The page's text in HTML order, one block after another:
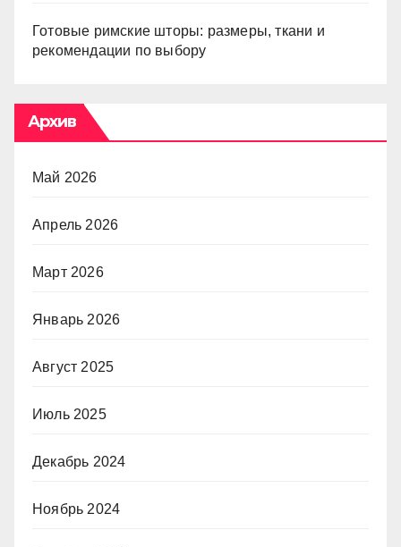
Готовые римские шторы: размеры, ткани и
рекомендации по выбору
Архив
Май 2026
Апрель 2026
Март 2026
Январь 2026
Август 2025
Июль 2025
Декабрь 2024
Ноябрь 2024